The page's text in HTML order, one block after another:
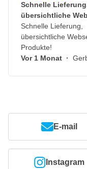
Schnelle
übersichtliche
Schnelle Lieferung,
übersichtliche
Produkte!
Vor 1 Monat ·
E-mail
Instagram